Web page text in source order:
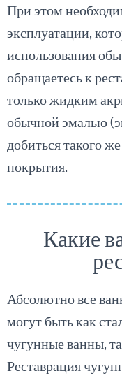
При этом
эксплуатации,
использования
обращаетесь к
только жидким
обычной эмалью
добиться такого
покрытия.
Какие
Абсолютно все
могут быть как
чугунные ванны,
Реставрация